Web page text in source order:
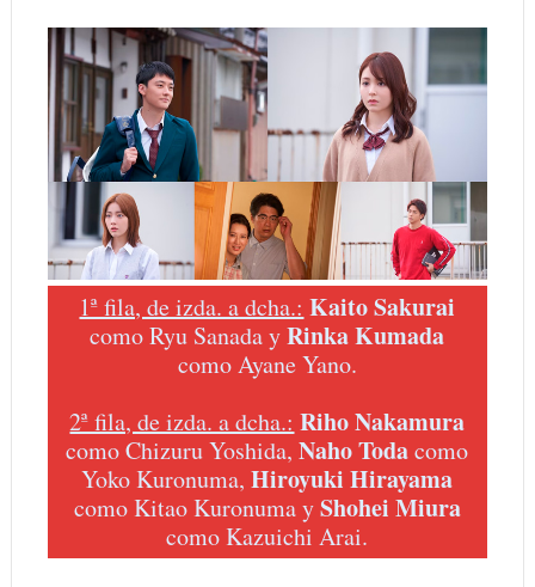
1ª fila, de izda. a dcha.: Kaito Sakurai
como Ryu Sanada yRinka Kumada
como Ayane Yano.
2ª fila, de izda. a dcha.: Riho Nakamura
como Chizuru Yoshida,Naho Todacomo
Yoko Kuronuma,Hiroyuki Hirayama
como Kitao Kuronuma yShohei Miura
como Kazuichi Arai.